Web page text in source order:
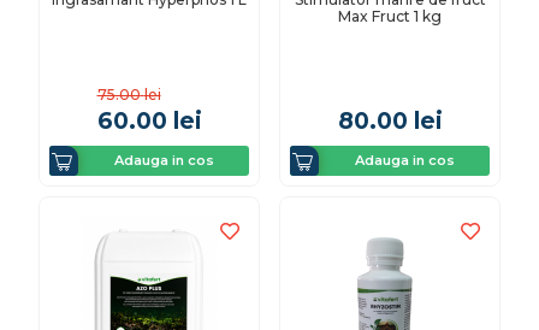
75.00 lei
60.00 lei
Adauga in cos
Max Fruct 1 kg
80.00 lei
Adauga in cos